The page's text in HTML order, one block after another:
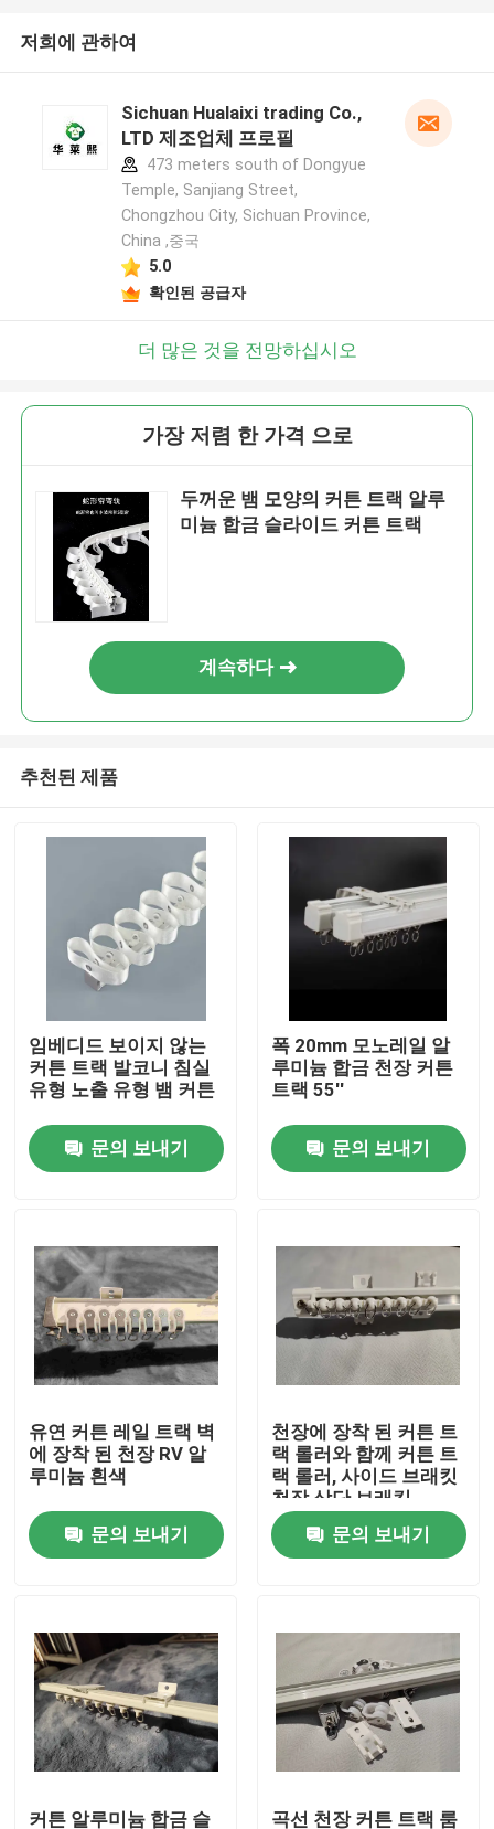
제품
화면
공장 여행
품질 관리
인용문을 요구하세요
사용 된 패션 의류
초등 아동복
저희에 관하여
Sichuan Hualaixi trading Co.,
LTD 제조업체 프로필
473 meters south of Dongyue
Temple, Sanjiang Street,
Chongzhou City, Sichuan Province,
China ,중국
5.0
확인된 공급자
더 많은 것을 전망하십시오
가장 저렴 한 가격 으로
두꺼운 뱀 모양의 커튼 트랙 알루
미늄 합금 슬라이드 커튼 트랙
계속하다
추천된 제품
임베디드 보이지 않는
커튼 트랙 발코니 침실
유형 노출 유형 뱀 커튼
문의 보내기
폭 20mm 모노레일 알
루미늄 합금 천장 커튼
트랙 55''
문의 보내기
유연 커튼 레일 트랙 벽
에 장착 된 천장 RV 알
루미늄 흰색
문의 보내기
천장에 장착 된 커튼 트
랙 롤러와 함께 커튼 트
랙 롤러, 사이드 브래킷
천장 상단 브래킷
문의 보내기
커튼 알루미늄 합금 슬 곡선 천장 커튼 트랙 룸